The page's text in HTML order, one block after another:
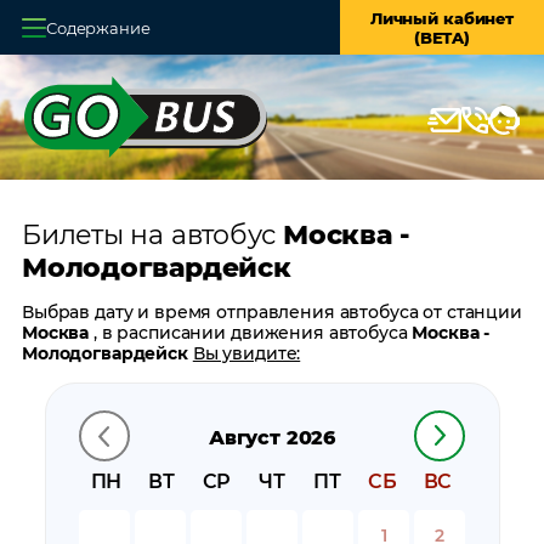
Содержание
Личный кабинет
(BETA)
Главная
О системе
Оплата и доставка
Возврат билетов
Заказ автобуса
Контакты
Билеты на автобус Москва -
Молодогвардейск
Август 2026
ПН
ВТ СР ЧТ ПТ СБ ВС
1 2
Выбрав дату и время отправления автобуса от станции
Москва, в расписании движения автобусаМосква -
Молодогвардейск Вы увидите:
время прибытия
время в пути
цену билета